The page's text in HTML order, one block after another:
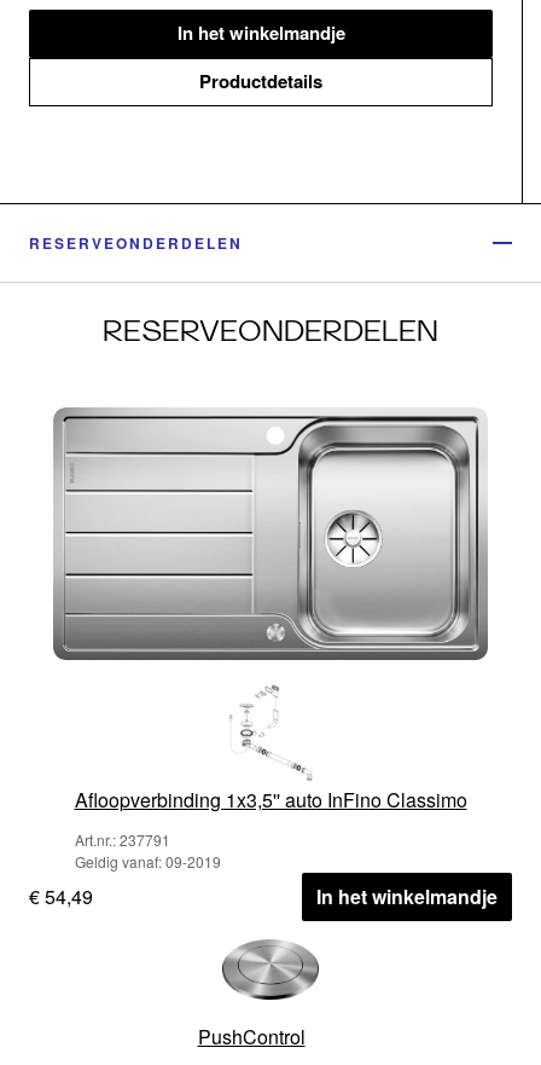
In het winkelmandje
Productdetails
RESERVEONDERDELEN
RESERVEONDERDELEN
Afloopverbinding 1x3,5'' auto InFino Classimo
Art.nr.: 237791
Geldig vanaf: 09-2019
€ 54,49 In het winkelmandje
PushControl